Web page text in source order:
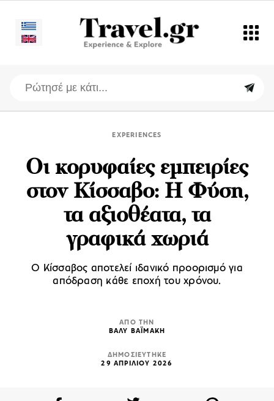
EXPERIENCES
Οι κορυφαίες εμπειρίες
στον Κίσσαβο: Η Φύση,
τα αξιοθέατα, τα
γραφικά χωριά
Ο Κίσσαβος αποτελεί ιδανικό προορισμό για
απόδραση κάθε εποχή του χρόνου.
ΑΠΟ ΤΗΝ
ΒΑΛΥ ΒΑΪΜΑΚΗ
ΔΗΜΟΣΙΕΥΤΗΚΕ
29 ΑΠΡΙΛΙΟΥ 2026